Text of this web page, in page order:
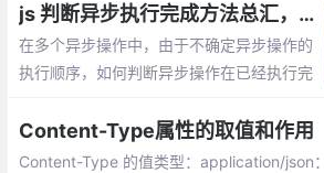
js 判断异步执行完成方法总汇，比如多个ajax执行完毕后执行其他方法
在多个异步操作中，由于不确定异步操作的
执行顺序，如何判断异步操作在已经执行完
方法可以实现？
Content-Type属性的取值和作用
Content-Type 的值类型：application/json